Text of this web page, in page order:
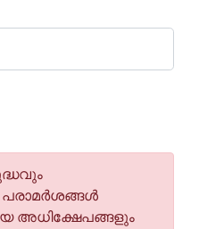
അധിക്ഷേപങ്ങളും